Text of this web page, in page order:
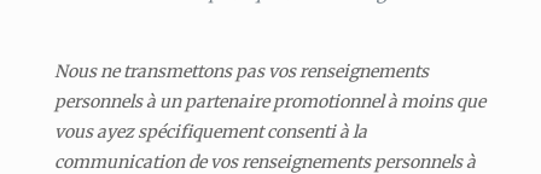
Nous ne transmettons pas vos renseignements
personnels à un partenaire promotionnel à moins que
vous ayez spécifiquement consenti à la
communication de vos renseignements personnels à